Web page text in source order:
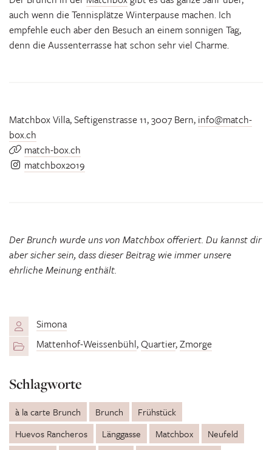
auch wenn die Tennisplätze Winterpause machen. Ich
empfehle euch aber den Besuch an einem sonnigen Tag,
denn die Aussenterrasse hat schon sehr viel Charme.
Matchbox Villa, Seftigenstrasse 11, 3007 Bern, info@match-
box.ch
match-box.ch
matchbox2019
Der Brunch wurde uns von Matchbox offeriert. Du kannst dir
aber sicher sein, dass dieser Beitrag wie immer unsere
ehrliche Meinung enthält.
Simona
Mattenhof-Weissenbühl,Quartier,Zmorge
Schlagworte
à la carte Brunch Brunch
Frühstück
Huevos Rancheros
Länggasse Matchbox
Neufeld